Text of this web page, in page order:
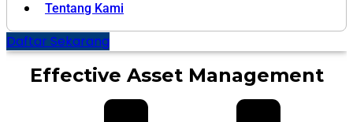
Tentang Kami
Daftar Sekarang
Effective Asset Management